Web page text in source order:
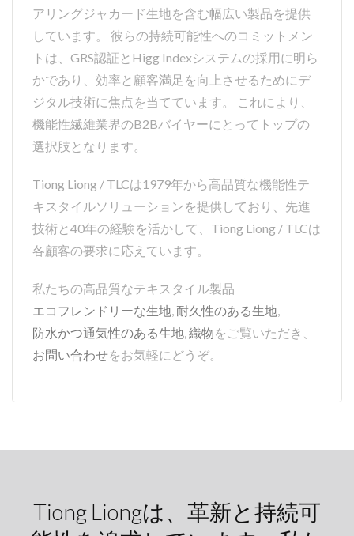
アリングジャカード生地を含む幅広い製品を提供
しています。 彼らの持続可能性へのコミットメン
トは、GRS認証とHigg Indexシステムの採用に明ら
かであり、効率と顧客満足を向上させるためにデ
ジタル技術に焦点を当てています。 これにより、
機能性繊維業界のB2Bバイヤーにとってトップの
選択肢となります。
Tiong Liong / TLCは1979年から高品質な機能性テ
キスタイルソリューションを提供しており、先進
技術と40年の経験を活かして、Tiong Liong / TLCは
各顧客の要求に応えています。
私たちの高品質なテキスタイル製品
エコフレンドリーな生地, 耐久性のある生地,
防水かつ通気性のある生地,織物をご覧いただき、
お問い合わせをお気軽にどうぞ。
Tiong Liongは、革新と持続可